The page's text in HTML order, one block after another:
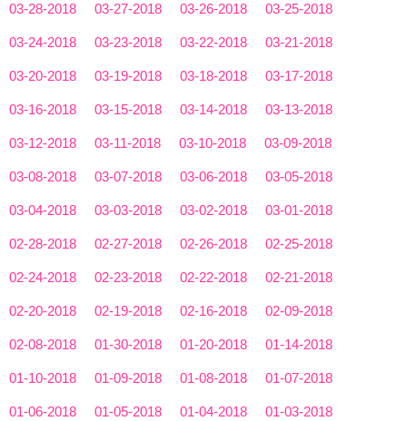
03-28-2018 03-27-2018 03-26-2018 03-25-2018
03-24-2018 03-23-2018 03-22-2018 03-21-2018
03-20-2018 03-19-2018 03-18-2018 03-17-2018
03-16-2018 03-15-2018 03-14-2018 03-13-2018
03-12-2018 03-11-2018 03-10-2018 03-09-2018
03-08-2018 03-07-2018 03-06-2018 03-05-2018
03-04-2018 03-03-2018 03-02-2018 03-01-2018
02-28-2018 02-27-2018 02-26-2018 02-25-2018
02-24-2018 02-23-2018 02-22-2018 02-21-2018
02-20-2018 02-19-2018 02-16-2018 02-09-2018
02-08-2018 01-30-2018 01-20-2018 01-14-2018
01-10-2018 01-09-2018 01-08-2018 01-07-2018
01-06-2018 01-05-2018 01-04-2018 01-03-2018